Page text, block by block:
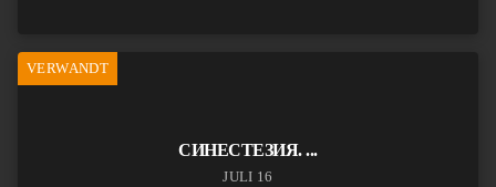
VERWANDT
СИНЕСТЕЗИЯ. ...
JULI 16